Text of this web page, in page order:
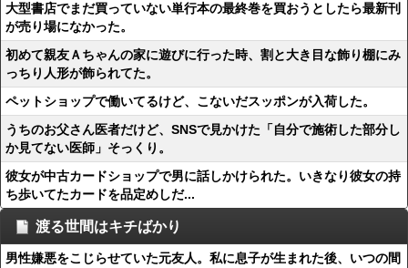
大型書店でまだ買っていない単行本の最終巻を買おうとしたら最新刊
が売り場になかった。
初めて親友Ａちゃんの家に遊びに行った時、割と大き目な飾り棚にみ
っちり人形が飾られてた。
ペットショップで働いてるけど、こないだスッポンが入荷した。
うちのお父さん医者だけど、SNSで見かけた「自分で施術した部分し
か見てない医師」そっくり。
彼女が中古カードショップで男に話しかけられた。いきなり彼女の持
ち歩いてたカードを品定めしだ...
渡る世間はキチばかり
男性嫌悪をこじらせていた元友人。私に息子が生まれた後、いつの間